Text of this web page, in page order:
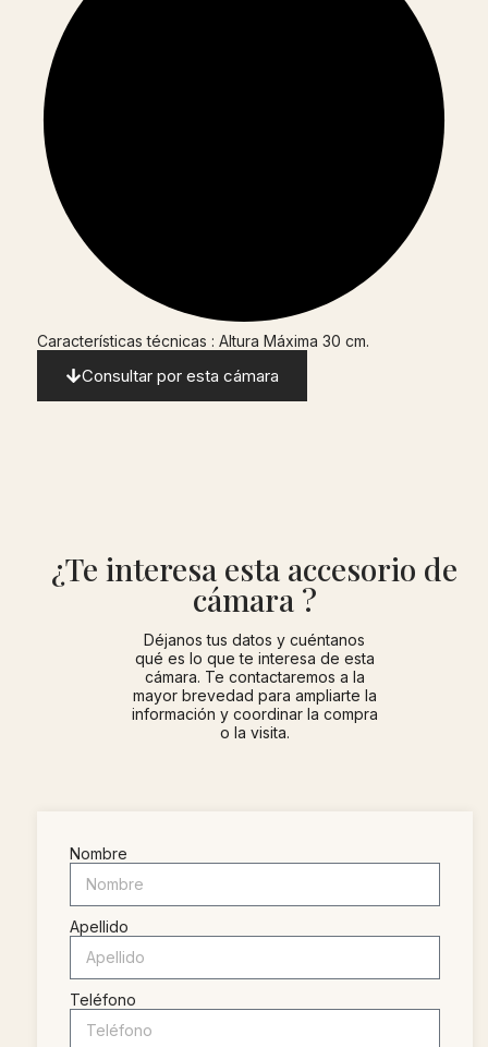
Características técnicas : Altura Máxima 30 cm.
Consultar por esta cámara
¿Te interesa esta accesorio de
cámara ?
Déjanos tus datos y cuéntanos
qué es lo que te interesa de esta
cámara. Te contactaremos a la
mayor brevedad para ampliarte la
información y coordinar la compra
o la visita.
Nombre
Apellido
Teléfono